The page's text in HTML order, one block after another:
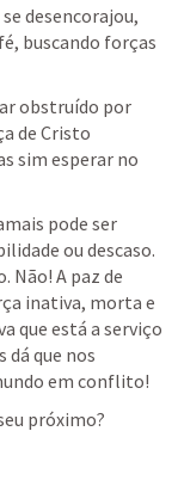
desencorajou,
buscando forças
obstruído por
de Cristo
sim esperar no
pode ser
ou descaso.
Não! A paz de
inativa, morta e
que está a serviço
dá que nos
em conflito!
próximo?